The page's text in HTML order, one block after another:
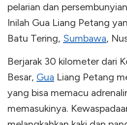
pelarian dan
Inilah Gua Liang Petang
Batu Tering, Sumbawa,
Berjarak 30 kilometer dari
Besar, Gua Liang Petang
yang bisa memacu
memasukinya.